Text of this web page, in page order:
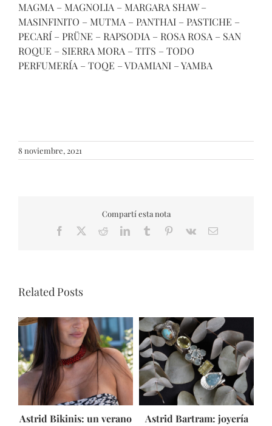
MAGMA – MAGNOLIA – MARGARA SHAW –
MASINFINITO – MUTMA – PANTHAI – PASTICHE –
PECARÍ – PRÜNE – RAPSODIA – ROSA ROSA – SAN
ROQUE – SIERRA MORA – TITS – TODO
PERFUMERÍA – TOQE – VDAMIANI – YAMBA
8 noviembre, 2021
Compartí esta nota
Facebook RedditLinkedInTumblr Pinterest
Vk Email
Related Posts
Astrid Bikinis: un verano
Astrid Bartram: joyería